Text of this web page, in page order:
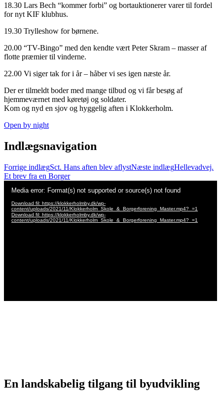
18.30 Lars Bech “kommer forbi” og bortauktionerer varer til fordel
for nyt KIF klubhus.
19.30 Trylleshow for børnene.
20.00 “TV-Bingo” med den kendte vært Peter Skram – masser af
flotte præmier til vinderne.
22.00 Vi siger tak for i år – håber vi ses igen næste år.
Der er tilmeldt boder med mange tilbud og vi får besøg af
hjemmeværnet med køretøj og soldater.
Kom og nyd en sjov og hyggelig aften i Klokkerholm.
Open by night
Indlægsnavigation
Forrige indlægSct. Hans aften blev aflystNæste indlægHellevadvej.
Et brev fra en Borger
Media error: Format(s) not supported or source(s) not found
Download fil: https://klokkerholmby.dk/wp-
content/uploads/2021/11/Klokkerholm_Skole_&_Borgerforening_Master.mp4?_=1
Download fil: https://klokkerholmby.dk/wp-
content/uploads/2021/11/Klokkerholm_Skole_&_Borgerforening_Master.mp4?_=1
En landskabelig tilgang til byudvikling